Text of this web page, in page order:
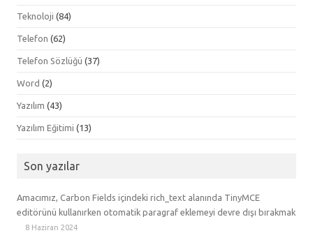
Teknoloji (84)
Telefon (62)
Telefon Sözlüğü (37)
Word (2)
Yazılım (43)
Yazılım Eğitimi (13)
Son yazılar
Amacımız, Carbon Fields içindeki rich_text alanında TinyMCE
editörünü kullanırken otomatik paragraf eklemeyi devre dışı bırakmak
8 Haziran 2024